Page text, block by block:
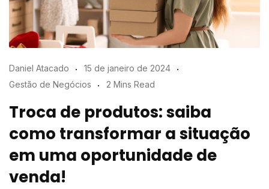
Daniel Atacado
15 de janeiro de 2024
Gestão de Negócios
2 Mins Read
Troca de produtos: saiba
como transformar a situação
em uma oportunidade de
venda!